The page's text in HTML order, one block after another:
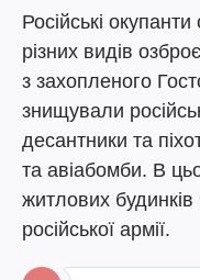
Російські
різних видів
з захопленого
знищували
десантники та
та авіабомби. В
житлових
російської армії.